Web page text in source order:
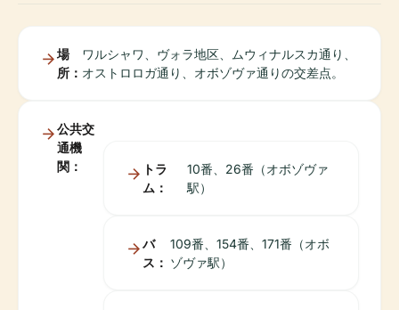
場
所：
ワルシャワ、ヴォラ地区、ムウィナルスカ通り、
オストロロガ通り、オボゾヴァ通りの交差点。
公共交
通機
関：
トラ
ム：
10番、26番（オボゾヴァ
駅）
バ
ス：
109番、154番、171番（オボ
ゾヴァ駅）